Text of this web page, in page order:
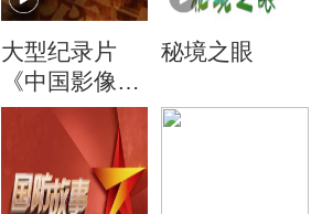
大型纪录片
《中国影像方
志》
秘境之眼